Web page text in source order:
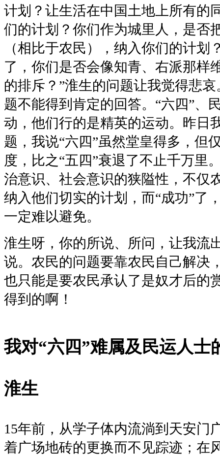
计划？让生活在中国土地上所有的
们的计划？你们作为城里人，是否
（相比于农民），纳入你们的计划
了，你们是否会像知青、右派那样
的排斥？”淮生的问题让我觉得悲
题不能得到肯定的回答。“六四”、
动，他们行的是精英的运动。昨日
题，我说“六四”虽然堂皇得多，但
度，比之“五四”衰退了不止千万里
治意识、社会意识的狭隘性，不仅
纳入他们切实的计划，而“成功”了
一定难以避免。
淮生呀，你的所说、所问，让我流
说。农民的问题要靠农民自己解
也只能是要农民承认了是奴才后的
得到的啊！
我对“六四”难属及民运人士
淮生
15年前，从学子体内流淌到天安门
着广场地砖的更换而不见踪迹；在